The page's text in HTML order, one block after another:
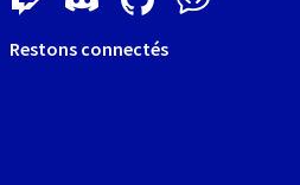
Restons connectés